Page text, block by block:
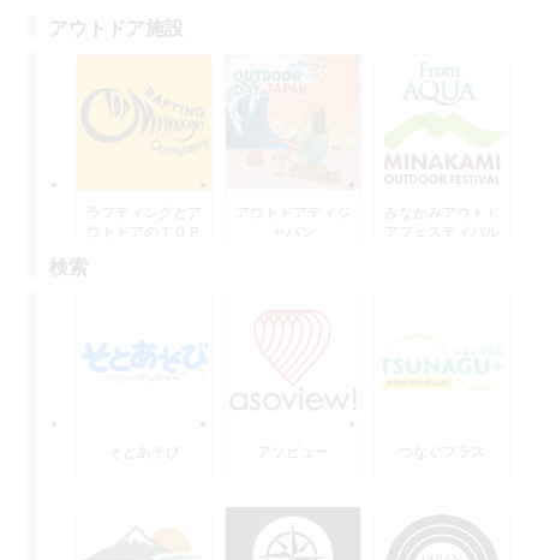
アウトドア施設
ラフティングとア
ウトドアのＴＯＰ
アウトドアディジ
みなかみアウトド
アフェスティバル
検索
そとあそび アソビュー つなぐプラス